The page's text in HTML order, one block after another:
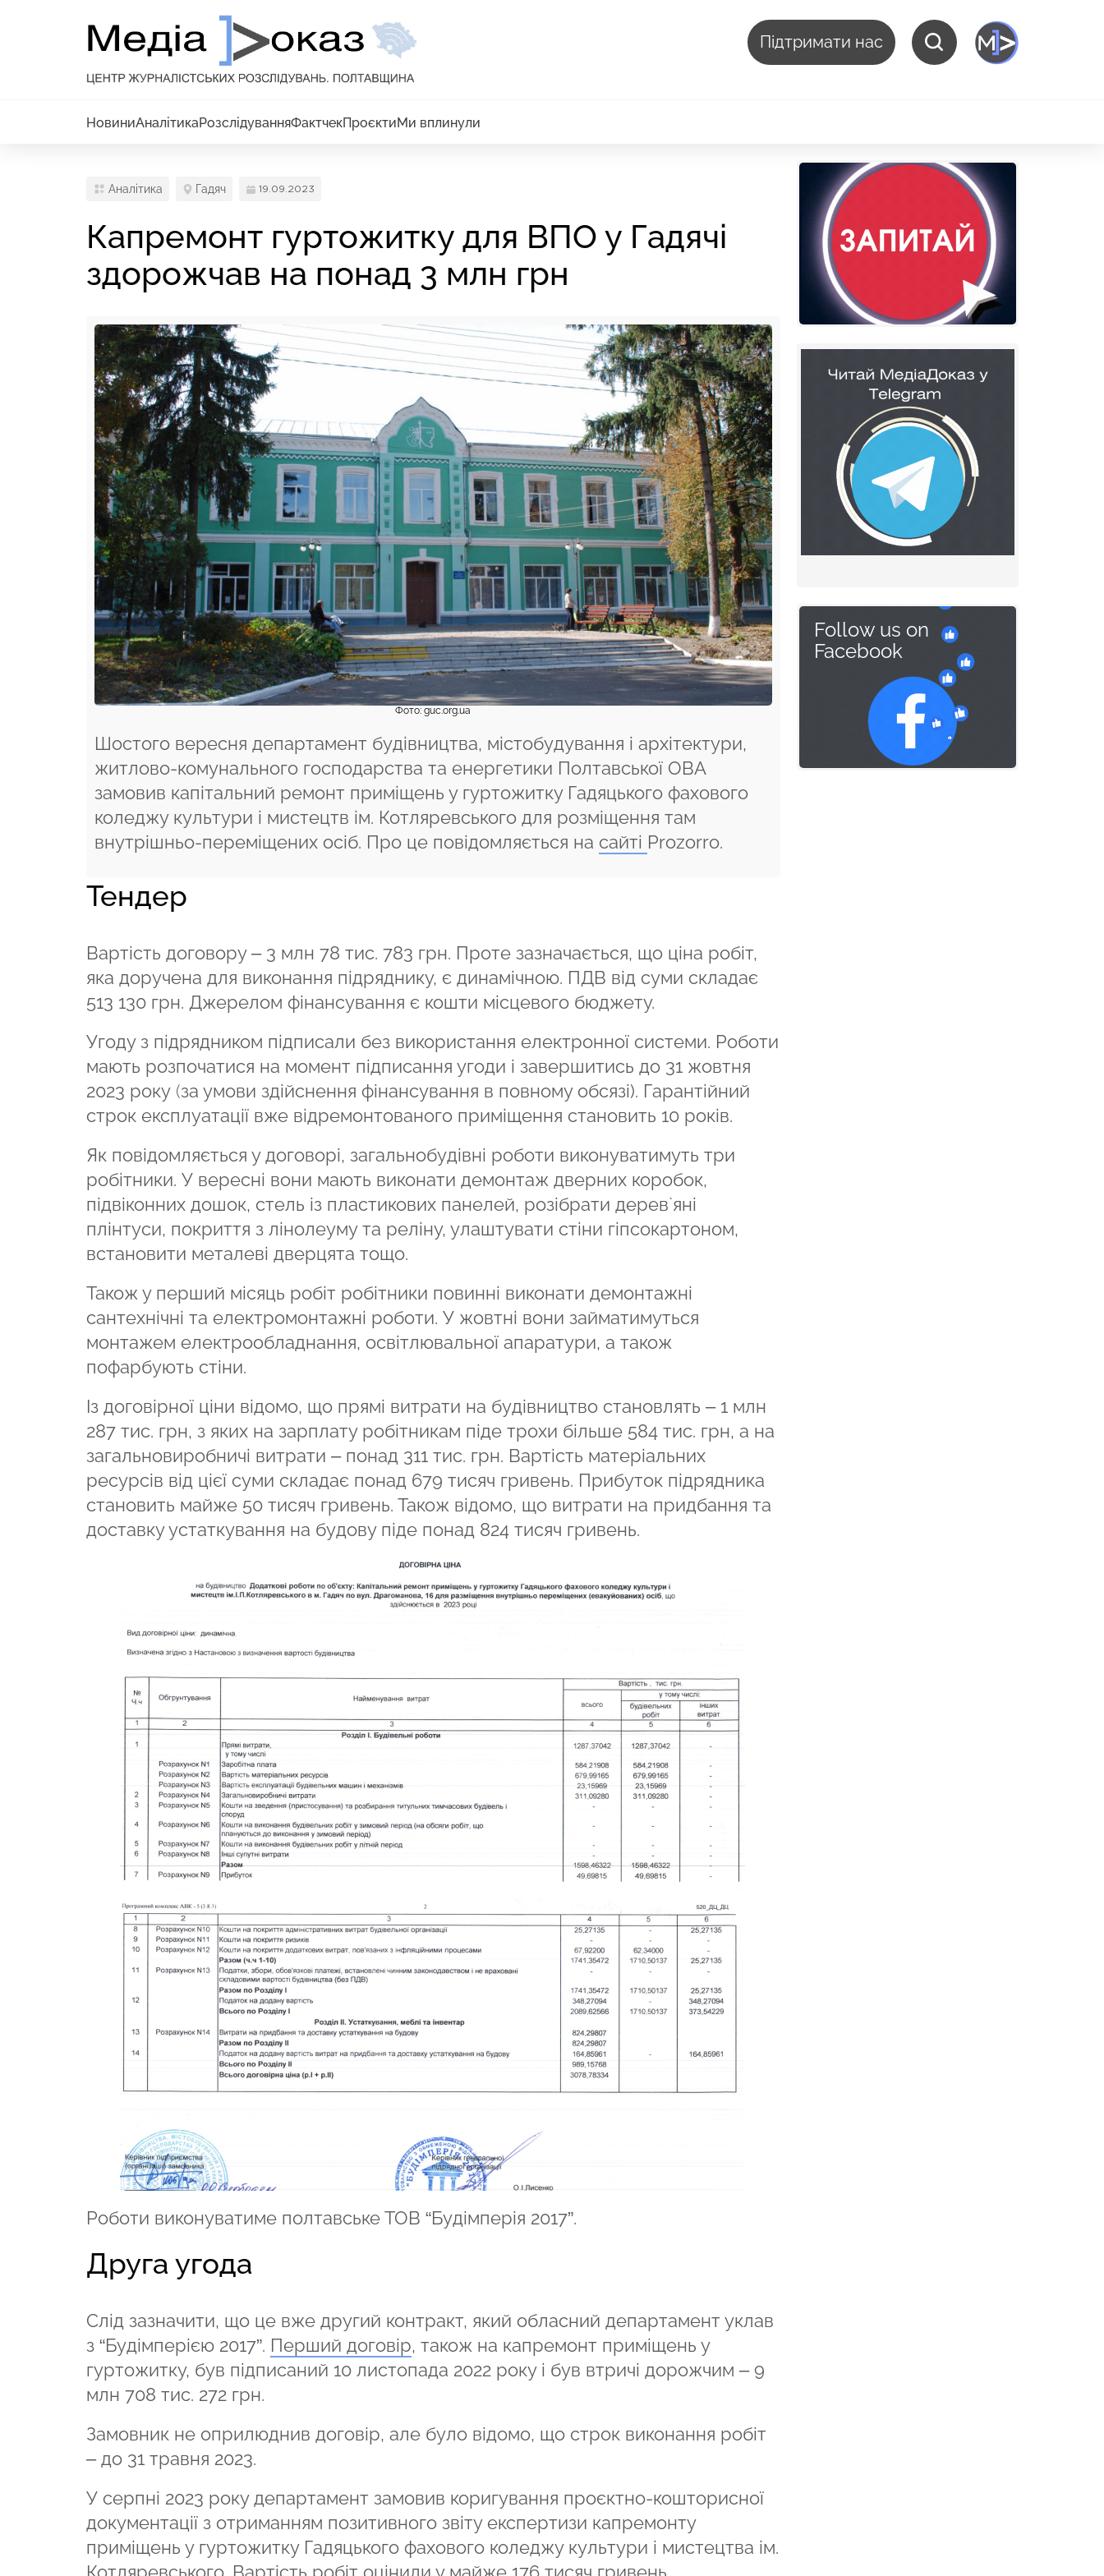
Підтримати нас
НовиниАналітикаРозслідуванняФактчекПроєктиМи вплинули
Аналітика Гадяч 19.09.2023
Капремонт гуртожитку для ВПО у Гадячі
здорожчав на понад 3 млн грн
Фото: guc.org.ua
Шостого вересня департамент будівництва, містобудування і архітектури,
житлово-комунального господарства та енергетики Полтавської ОВА
замовив капітальний ремонт приміщень у гуртожитку Гадяцького фахового
коледжу культури і мистецтв ім. Котляревського для розміщення там
внутрішньо-переміщених осіб. Про це повідомляється на сайті Prozorro.
Тендер
Вартість договору – 3 млн 78 тис. 783 грн. Проте зазначається, що ціна робіт,
яка доручена для виконання підряднику, є динамічною. ПДВ від суми складає
513 130 грн. Джерелом фінансування є кошти місцевого бюджету.
Угоду з підрядником підписали без використання електронної системи. Роботи
мають розпочатися на момент підписання угоди і завершитись до 31 жовтня
2023 року(за умови здійснення фінансування в повному обсязі). Гарантійний
строк експлуатації вже відремонтованого приміщення становить 10 років.
Як повідомляється у договорі, загальнобудівні роботи виконуватимуть три
робітники. У вересні вони мають виконати демонтаж дверних коробок,
підвіконних дошок, стель із пластикових панелей, розібрати дерев`яні
плінтуси, покриття з лінолеуму та реліну, улаштувати стіни гіпсокартоном,
встановити металеві дверцята тощо.
Також у перший місяць робіт робітники повинні виконати демонтажні
сантехнічні та електромонтажні роботи. У жовтні вони займатимуться
монтажем електрообладнання, освітлювальної апаратури, а також
пофарбують стіни.
Із договірної ціни відомо, що прямі витрати на будівництво становлять – 1 млн
287 тис. грн, з яких на зарплату робітникам піде трохи більше 584 тис. грн, а на
загальновиробничі витрати – понад 311 тис. грн. Вартість матеріальних
ресурсів від цієї суми складає понад 679 тисяч гривень. Прибуток підрядника
становить майже 50 тисяч гривень. Також відомо, що витрати на придбання та
доставку устаткування на будову піде понад 824 тисяч гривень.
Роботи виконуватиме полтавське ТОВ “Будімперія 2017”.
Друга угода
Слід зазначити, що це вже другий контракт, який обласний департамент уклав
з “Будімперією 2017”. Перший договір, також на капремонт приміщень у
гуртожитку, був підписаний 10 листопада 2022 року і був втричі дорожчим – 9
млн 708 тис. 272 грн.
Замовник не оприлюднив договір, але було відомо, що строк виконання робіт
– до 31 травня 2023.
У серпні 2023 року департамент замовив коригування проєктно-кошторисної
документації з отриманням позитивного звіту експертизи капремонту
приміщень у гуртожитку Гадяцького фахового коледжу культури і мистецтва ім.
Follow us on
Facebook